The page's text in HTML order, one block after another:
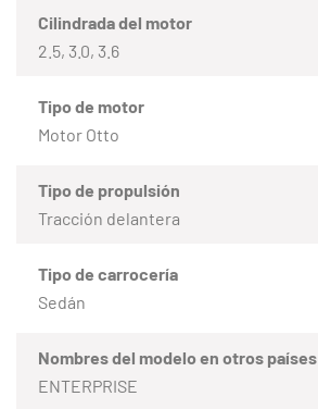
Cilindrada del motor
2.5, 3.0, 3.6
Tipo de motor
Motor Otto
Tipo de propulsión
Tracción delantera
Tipo de carrocería
Sedán
Nombres del modelo en otros países
ENTERPRISE